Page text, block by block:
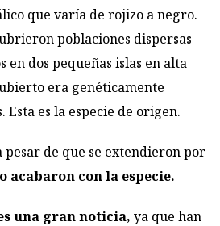
que varía de rojizo a negro.
poblaciones dispersas
en dos pequeñas islas en alta
era genéticamente
es la especie de origen.
pesar de que se extendieron por
acabaron con la especie.
una gran noticia, ya que han